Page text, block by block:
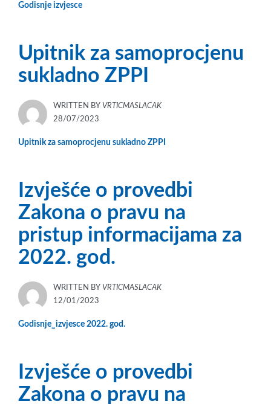
Godisnje izvjesce
Upitnik za samoprocjenu
sukladno ZPPI
WRITTEN BY VRTICMASLACAK
POSTED
28/07/2023
Upitnik za samoprocjenu sukladno ZPPI
Izvješće o provedbi
Zakona o pravu na
pristup informacijama za
2022. god.
WRITTEN BY VRTICMASLACAK
POSTED
12/01/2023
Godisnje_izvjesce 2022. god.
Izvješće o provedbi
Zakona o pravu na